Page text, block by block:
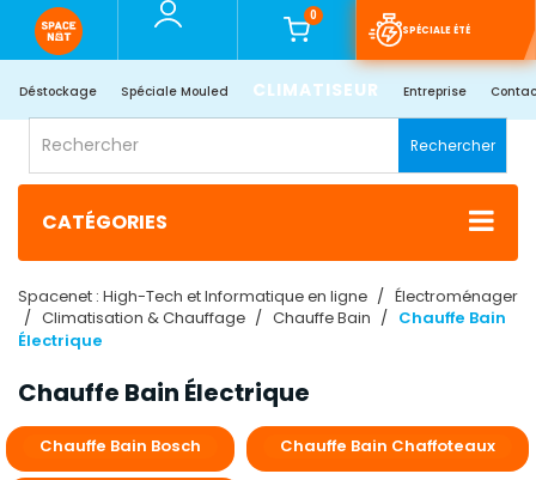
0
SPÉCIALE ÉTÉ
Déstockage Spéciale Mouled CLIMATISEUR Entreprise
Rechercher
CATÉGORIES
Spacenet : High-Tech et Informatique en ligne
Électroménager
Climatisation & Chauffage
Chauffe Bain
Chauffe Bain
Électrique​
Chauffe Bain Électrique​
Chauffe Bain Bosch​ Chauffe Bain Chaffoteaux